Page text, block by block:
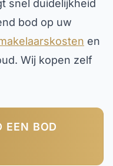
snel duidelijkheid
bod op uw
en
Wij kopen zelf
EEN BOD